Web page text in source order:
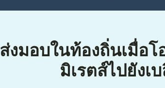
งมอบในท้องถิ่นเมื่อโ
มิเรตส์ไปยังเ